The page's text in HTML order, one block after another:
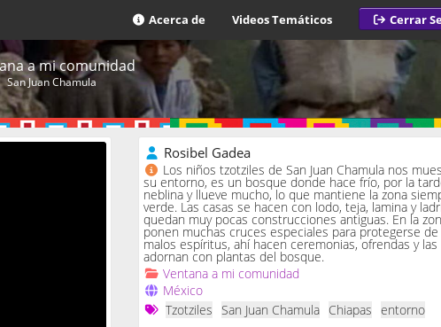
Acerca de Videos Temáticos Cerrar
a mi comunidad
San Juan Chamula
Rosibel Gadea
Los niños tzotziles de San Juan Chamula nos
su entorno, es un bosque donde hace frío, por la
neblina y llueve mucho, lo que mantiene la zona
verde. Las casas se hacen con lodo, teja, lamina y
quedan muy pocas construcciones antiguas. En la
ponen muchas cruces especiales para protegerse de
malos espíritus, ahí hacen ceremonias, ofrendas y las
adornan con plantas del bosque.
Ventana a mi comunidad
México
Tzotziles San Juan Chamula Chiapas entorno